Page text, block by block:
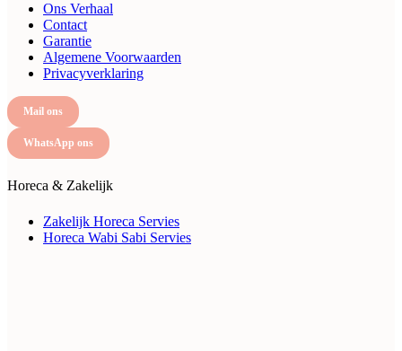
Ons Verhaal
Contact
Garantie
Algemene Voorwaarden
Privacyverklaring
Mail ons
WhatsApp ons
Horeca & Zakelijk
Zakelijk Horeca Servies
Horeca Wabi Sabi Servies